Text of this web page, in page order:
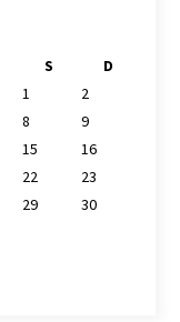
S
D
1
2
8
9
15
16
22
23
29
30